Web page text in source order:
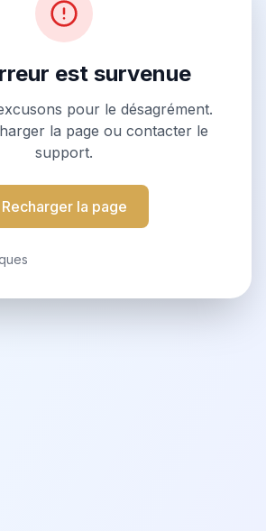
est survenue
pour le désagrément.
la page ou contacter le
support.
Recharger la page